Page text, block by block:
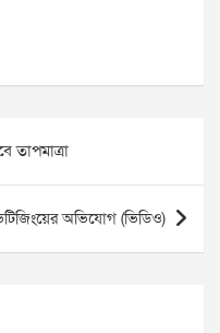
তাপমাত্রা
অভিযোগ (ভিডিও)